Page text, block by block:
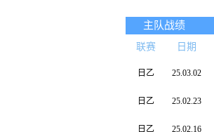
主队战绩
联赛 日期
日乙 25.03.02
日乙 25.02.23
日乙 25.02.16